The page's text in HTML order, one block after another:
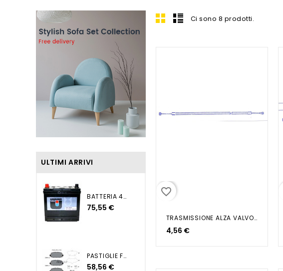
ULTIMI ARRIVI
BATTERIA 45AH DX+ 270EN...
75,55 €
PASTIGLIE FRENO POSTERIORI...
58,56 €
Ci sono 8 prodotti.
favorite_border
TRASMISSIONE ALZA VALVOLA CIAO...
4,56 €